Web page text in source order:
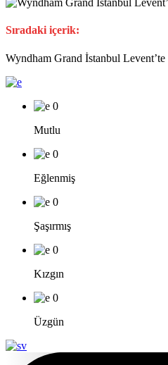
Sıradaki içerik:
Wyndham Grand İstanbul
0
Mutlu
0
Eğlenmiş
0
Şaşırmış
0
Kızgın
0
Üzgün